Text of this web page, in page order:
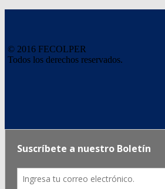
© 2016 FECOLPER
Todos los derechos reservados.